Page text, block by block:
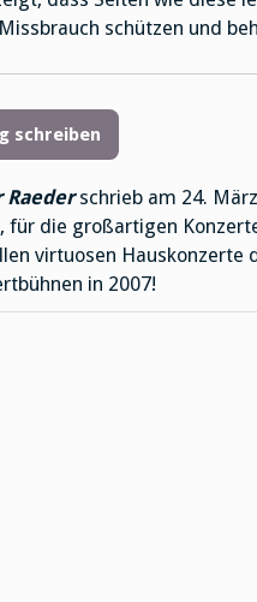
schützen und
Raeder schrieb am 24.
für die großartigen
virtuosen Hauskonzerte
in 2007!